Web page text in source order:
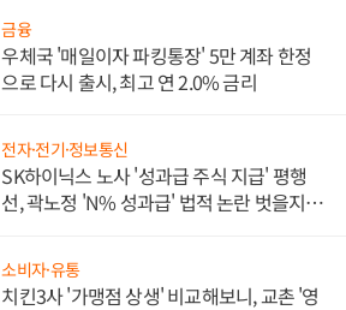
금융
우체국 '매일이자 파킹통장' 5만 계좌 한정
으로 다시 출시, 최고 연 2.0% 금리
전자·전기·정보통신
SK하이닉스 노사 '성과급 주식 지급' 평행
선, 곽노정 'N% 성과급' 법적 논란 벗을지 주
소비자·유통
치킨3사 '가맹점 상생' 비교해보니, 교촌 '영